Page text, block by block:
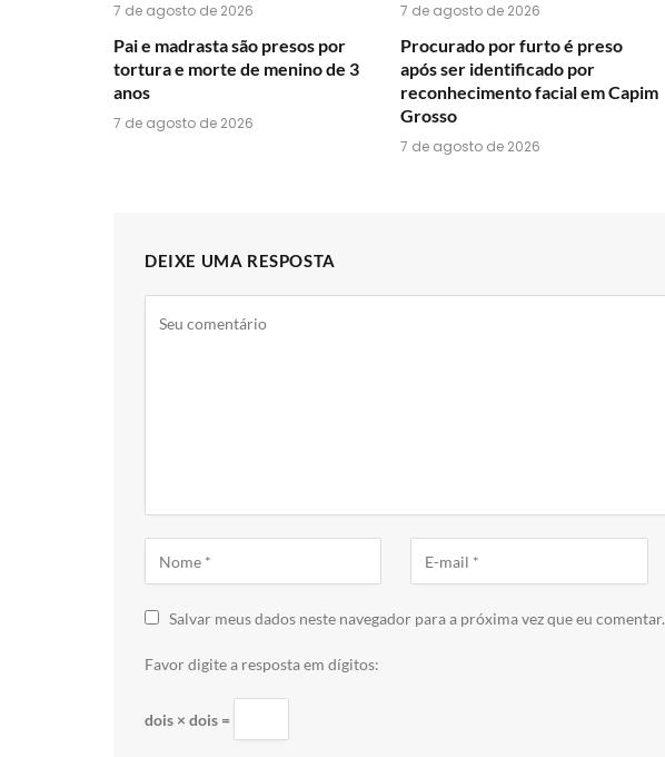
7 de agosto de 2026
Pai e madrasta são presos por
tortura e morte de menino de 3
anos
7 de agosto de 2026
7 de agosto de 2026
Procurado por furto é preso
após ser identificado por
reconhecimento facial em Capim
Grosso
7 de agosto de 2026
DEIXE UMA RESPOSTA
Salvar meus dados neste navegador para a próxima vez que eu comentar.
Favor digite a resposta em dígitos:
dois × dois =